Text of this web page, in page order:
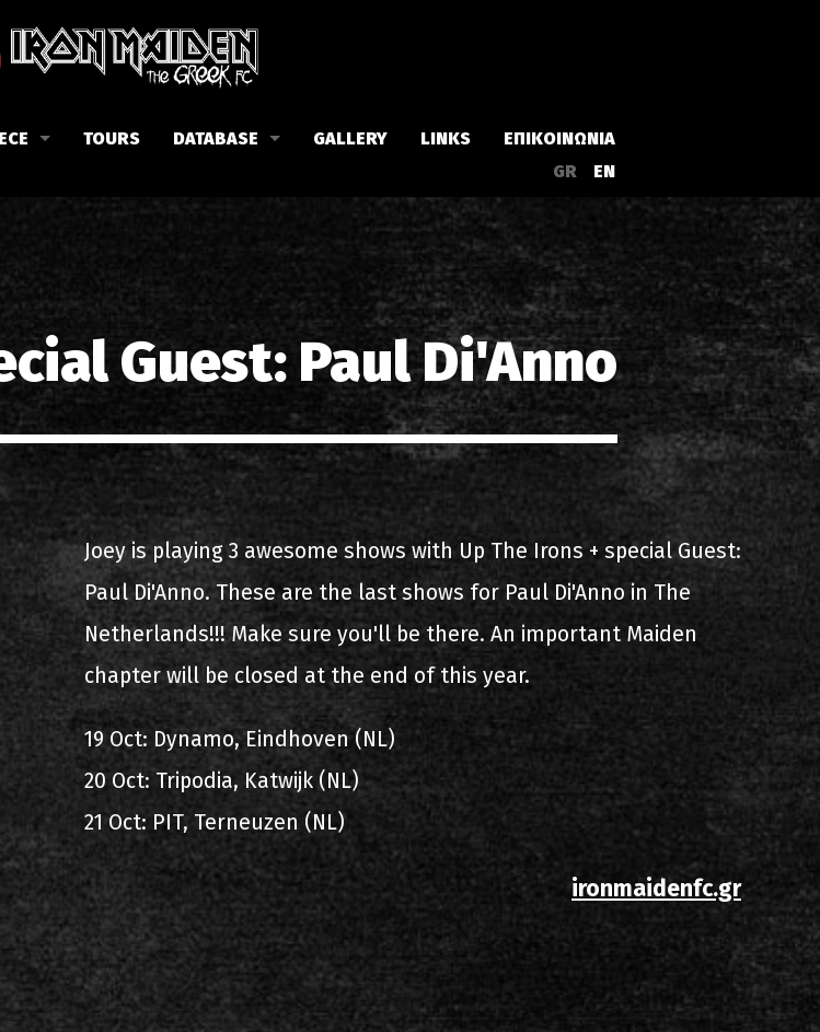
στην Ελλάδα
στην Ελλάδα1988-09-13 Νέα Φιλαδέλφεια
1998-09-04 Λυκαβηττός
1999-10-01 Περιστέρι
2000-11-10 Άγιος Κοσμάς
2005-06-21 Μαλακάσα
2008-08-02 Μαλακάσα
2011-06-17 Μαλακάσα
2018-07-20 Μαλακάσα
2022-07-16 Ολυμπιακό Στάδιο
TOURS DATABASE
Άλμπουμ
Singles
Συλλογές
Live
Λίστα ηχογραφήσεων
Στίχοι
Κριτικές
Συνεντεύξεις
Αρθρογραφία
GALLERY LINKS
ΕΠΙΚΟΙΝΩΝΙΑ
GR
EN
Guest: Paul Di'Anno
Joey is playing 3 awesome shows with Up The Irons + special Guest:
Paul Di'Anno. These are the last shows for Paul Di'Anno in The
Netherlands!!! Make sure you'll be there. An important Maiden
chapter will be closed at the end of this year.
19 Oct: Dynamo, Eindhoven (NL)
20 Oct: Tripodia, Katwijk (NL)
21 Oct: PIT, Terneuzen (NL)
ironmaidenfc.gr